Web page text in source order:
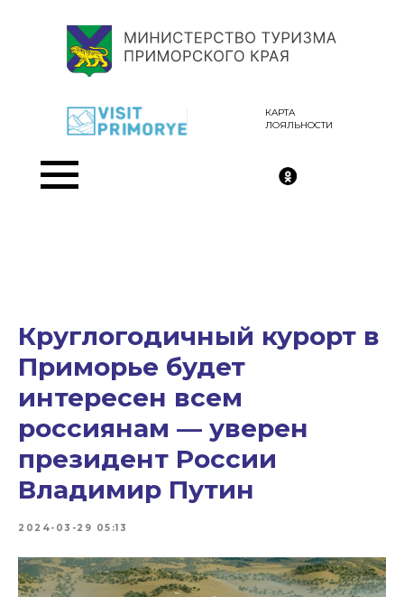
КАРТА
ЛОЯЛЬНОСТИ
Круглогодичный курорт в
Приморье будет
интересен всем
россиянам — уверен
президент России
Владимир Путин
2024-03-29 05:13